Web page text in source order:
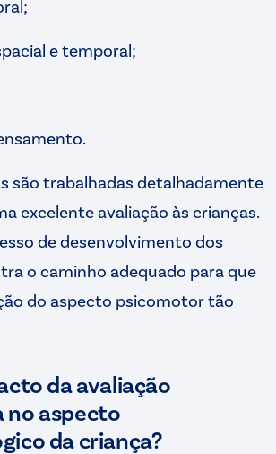
e temporal;
são trabalhadas detalhadamente
excelente avaliação às crianças.
de desenvolvimento dos
o caminho adequado para que
do aspecto psicomotor tão
da avaliação
aspecto
da criança?